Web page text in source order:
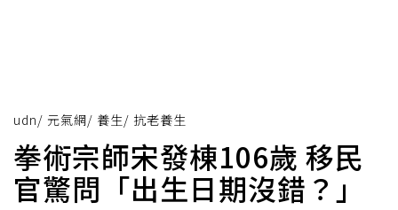
udn/ 元氣網/ 養生/ 抗老養生
拳術宗師宋發棟106歲 移民
官驚問「出生日期沒錯？」